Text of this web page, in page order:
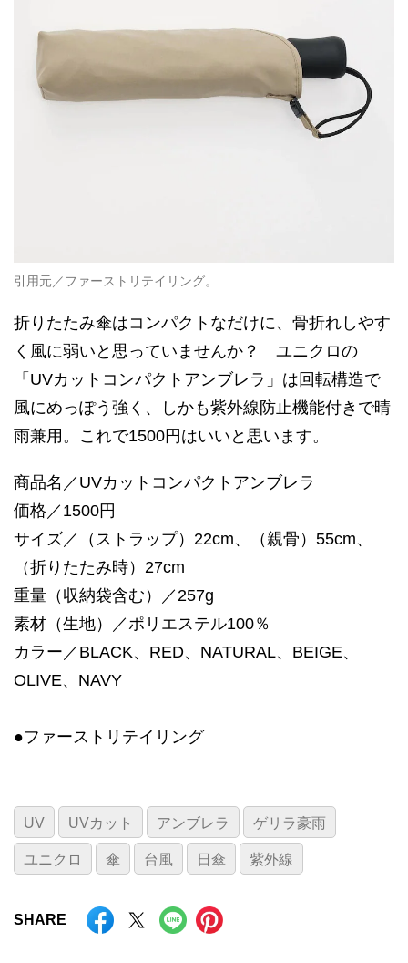
引用元／ファーストリテイリング。
折りたたみ傘はコンパクトなだけに、骨折れしやす
く風に弱いと思っていませんか？ ユニクロの
「UVカットコンパクトアンブレラ」は回転構造で
風にめっぽう強く、しかも紫外線防止機能付きで晴
雨兼用。これで1500円はいいと思います。
商品名／UVカットコンパクトアンブレラ
価格／1500円
サイズ／（ストラップ）22cm、（親骨）55cm、
（折りたたみ時）27cm
重量（収納袋含む）／257g
素材（生地）／ポリエステル100％
カラー／BLACK、RED、NATURAL、BEIGE、
OLIVE、NAVY
●ファーストリテイリング
UV UVカット アンブレラ ゲリラ豪雨
ユニクロ 傘 台風 日傘 紫外線
SHARE